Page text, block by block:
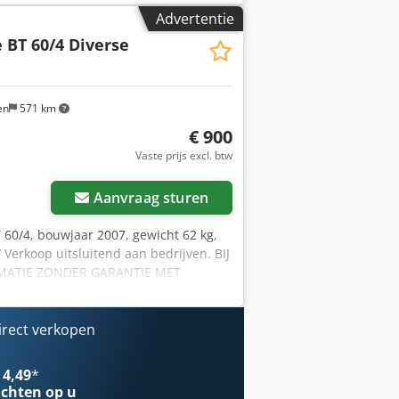
nu een offerte aan en verzeker
wij u graag een virtuele bezichtiging
Advertentie
571 km
BT 60/4 Diverse
€ 900
Vaste prijs excl. btw
Aanvraag sturen
4, bouwjaar 2007, gewicht 62 kg,
uitsluitend aan bedrijven. BIJ
ZONDER GARANTIE MET
koopovereenkomsten, facturen, pro-
voorwaarden (zie colofon). Crjdpfx
verkopen
*
op u